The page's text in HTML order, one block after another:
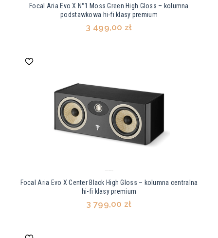
Focal Aria Evo X N°1 Moss Green High Gloss – kolumna
podstawkowa hi-fi klasy premium
3 499,00 zł
Focal Aria Evo X Center Black High Gloss – kolumna centralna
hi-fi klasy premium
3 799,00 zł